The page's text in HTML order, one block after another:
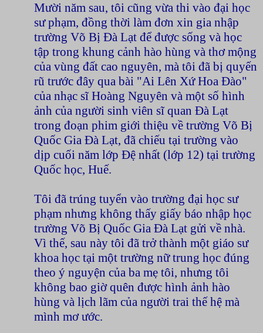
Mười năm sau, tôi cũng vừa thi vào đại học
sư phạm, đồng thời làm đơn xin gia nhập
trường Võ Bị Đà Lạt để được sống và học
tập trong khung cảnh hào hùng và thơ mộng
của vùng đất cao nguyên, mà tôi đã bị quyến
rũ trước đây qua bài "Ai Lên Xứ Hoa Đào"
của nhạc sĩ Hoàng Nguyên và một số hình
ảnh của người sinh viên sĩ quan Đà Lạt
trong đoạn phim giới thiệu về trường Võ Bị
Quốc Gia Đà Lạt, đã chiếu tại trường vào
dịp cuối năm lớp Đệ nhất (lớp 12) tại trường
Quốc học, Huế.
Tôi đã trúng tuyển vào trường đại học sư
phạm nhưng không thấy giấy báo nhập học
trường Võ Bị Quốc Gia Đà Lạt gửi về nhà.
Vì thế, sau này tôi đã trở thành một giáo sư
khoa học tại một trường nữ trung học đúng
theo ý nguyện của ba mẹ tôi, nhưng tôi
không bao giờ quên được hình ảnh hào
hùng và lịch lãm của người trai thế hệ mà
mình mơ ước.